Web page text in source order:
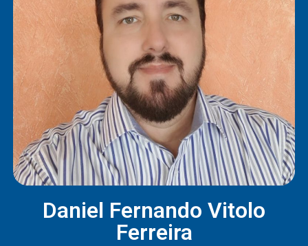
Daniel Fernando Vitolo
Ferreira